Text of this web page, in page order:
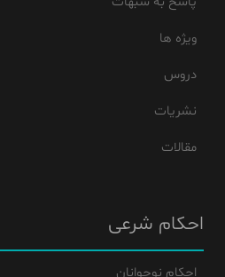
ویژه ها
دروس
نشریات
مقالات
احکام شرعی
احکام نوجوانان